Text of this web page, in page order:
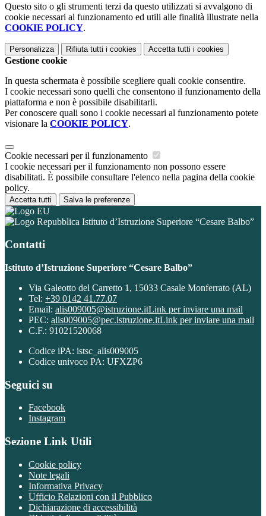
Questo sito o gli strumenti terzi da questo utilizzati si avvalgono di
cookie necessari al funzionamento ed utili alle finalità illustrate nella
COOKIE POLICY.
Personalizza Rifiuta tutti i cookies Accetta tutti i cookies
Gestione cookie
In questa schermata è possibile scegliere quali cookie consentire.
I cookie necessari sono quelli che consentono il funzionamento della
piattaforma e non è possibile disabilitarli.
Per conoscere quali sono i cookie necessari al funzionamento potete
visionare la COOKIE POLICY.
Cookie necessari per il funzionamento
I cookie necessari per il funzionamento non possono essere
disabilitati. È possibile consultare l'elenco nella pagina della cookie
policy.
Accetta tutti Salva le preferenze
Istituto d’Istruzione Superiore “Cesare Balbo”
Contatti
Istituto d’Istruzione Superiore “Cesare Balbo”
Via Galeotto del Carretto 1, 15033 Casale Monferrato (AL)
Tel: +39 0142 41.77.07
Email: alis009005@istruzione.itLink per inviare una mail
PEC: alis009005@pec.istruzione.itLink per inviare una mail
C.F.: 91021520068
Codice iPA: istsc_alis009005
Codice univoco PA: UFXZP6
Seguici su
Facebook
Instagram
Sezione Link Utili
Cookie policy
Note legali
Informativa Privacy
Ufficio Relazioni con il Pubblico
Dichiarazione di accessibilità